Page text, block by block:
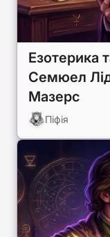
Езотерика
Семюел
Мазерс
Піфія